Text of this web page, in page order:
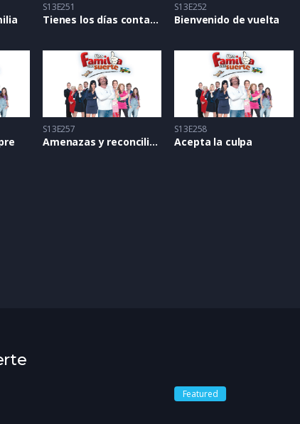
S13E251
Tienes los días contados
S13E252
Bienvenido de vuelta
S13E257
Amenazas y reconciliación
S13E258
Acepta la culpa
Featured